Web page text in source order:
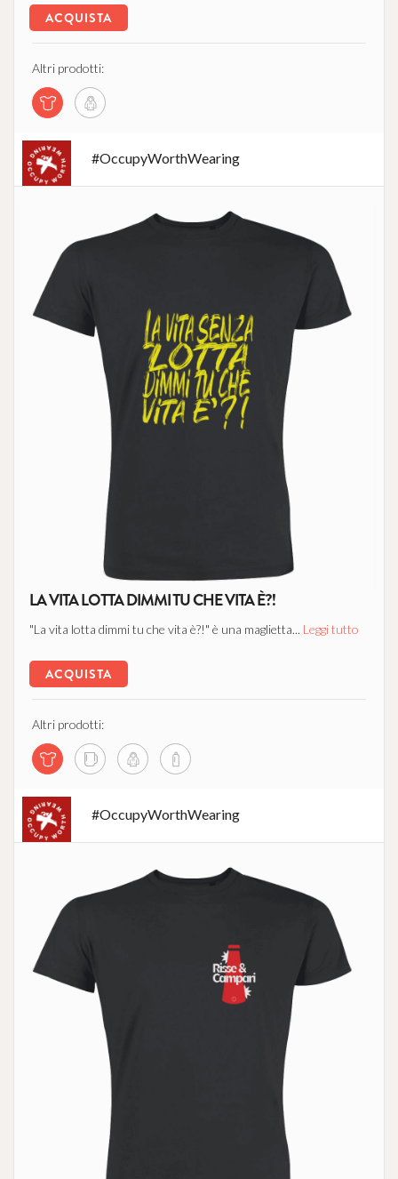
ACQUISTA
Altri prodotti:
#OccupyWorthWearing
LA VITA LOTTA DIMMI TU CHE VITA È?!
"La vita lotta dimmi tu che vita è?!" è una maglietta... Leggi tutto
ACQUISTA
Altri prodotti:
#OccupyWorthWearing